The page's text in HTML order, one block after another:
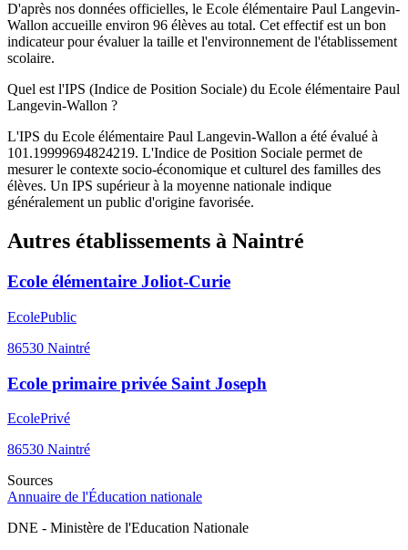
D'après nos données officielles, le Ecole élémentaire Paul Langevin-
Wallon accueille environ 96 élèves au total. Cet effectif est un bon
indicateur pour évaluer la taille et l'environnement de l'établissement
scolaire.
Quel est l'IPS (Indice de Position Sociale) du Ecole élémentaire Paul
Langevin-Wallon ?
L'IPS du Ecole élémentaire Paul Langevin-Wallon a été évalué à
101.19999694824219. L'Indice de Position Sociale permet de
mesurer le contexte socio-économique et culturel des familles des
élèves. Un IPS supérieur à la moyenne nationale indique
généralement un public d'origine favorisée.
Autres établissements à Naintré
Ecole élémentaire Joliot-Curie
EcolePublic
86530 Naintré
Ecole primaire privée Saint Joseph
EcolePrivé
86530 Naintré
Sources
Annuaire de l'Éducation nationale
DNE - Ministère de l'Education Nationale